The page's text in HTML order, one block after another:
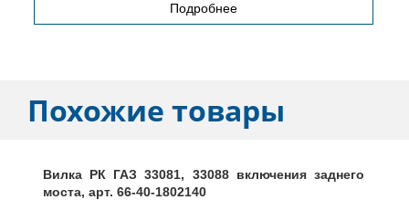
Подробнее
Похожие товары
Вилка РК ГАЗ 33081, 33088 включения заднего
моста, арт. 66-40-1802140